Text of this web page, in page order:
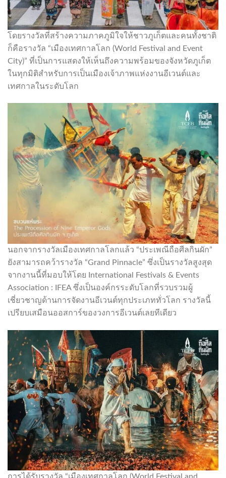
โดยรางวัลที่สร้างความภาคภูมิใจให้ชาวภูเก็ตและคนทั้งชาติ
ก็คือรางวัล “เมืองเทศกาลโลก (World Festival and Event
City)” ที่เป็นการแสดงให้เห็นถึงความพร้อมของจังหวัดภูเก็ต
ในทุกมิติสำหรับการเป็นเมืองเจ้าภาพแห่งงานอีเวนต์และ
เทศกาลในระดับโลก
นอกจากรางวัลเมืองเทศกาลโลกแล้ว “ประเพณีถือศีลกินผัก”
ยังสามารถคว้ารางวัล “Grand Pinnacle” ซึ่งเป็นรางวัลสูงสุด
จากงานนี้ที่มอบให้โดย International Festivals & Events
Association : IFEA ซึ่งเป็นองค์กรระดับโลกที่รวบรวมผู้
เชี่ยวชาญด้านการจัดงานอีเวนต์ทุกประเภททั่วโลก รางวัลนี้
เปรียบเสมือนออสการ์ของวงการอีเวนต์เลยทีเดียว